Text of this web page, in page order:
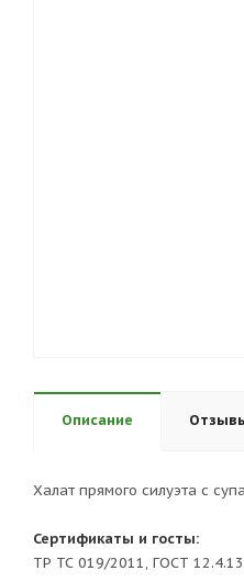
Описание
Халат прямого силуэта с
Сертификаты и госты:
ТР ТС 019/2011, ГОСТ